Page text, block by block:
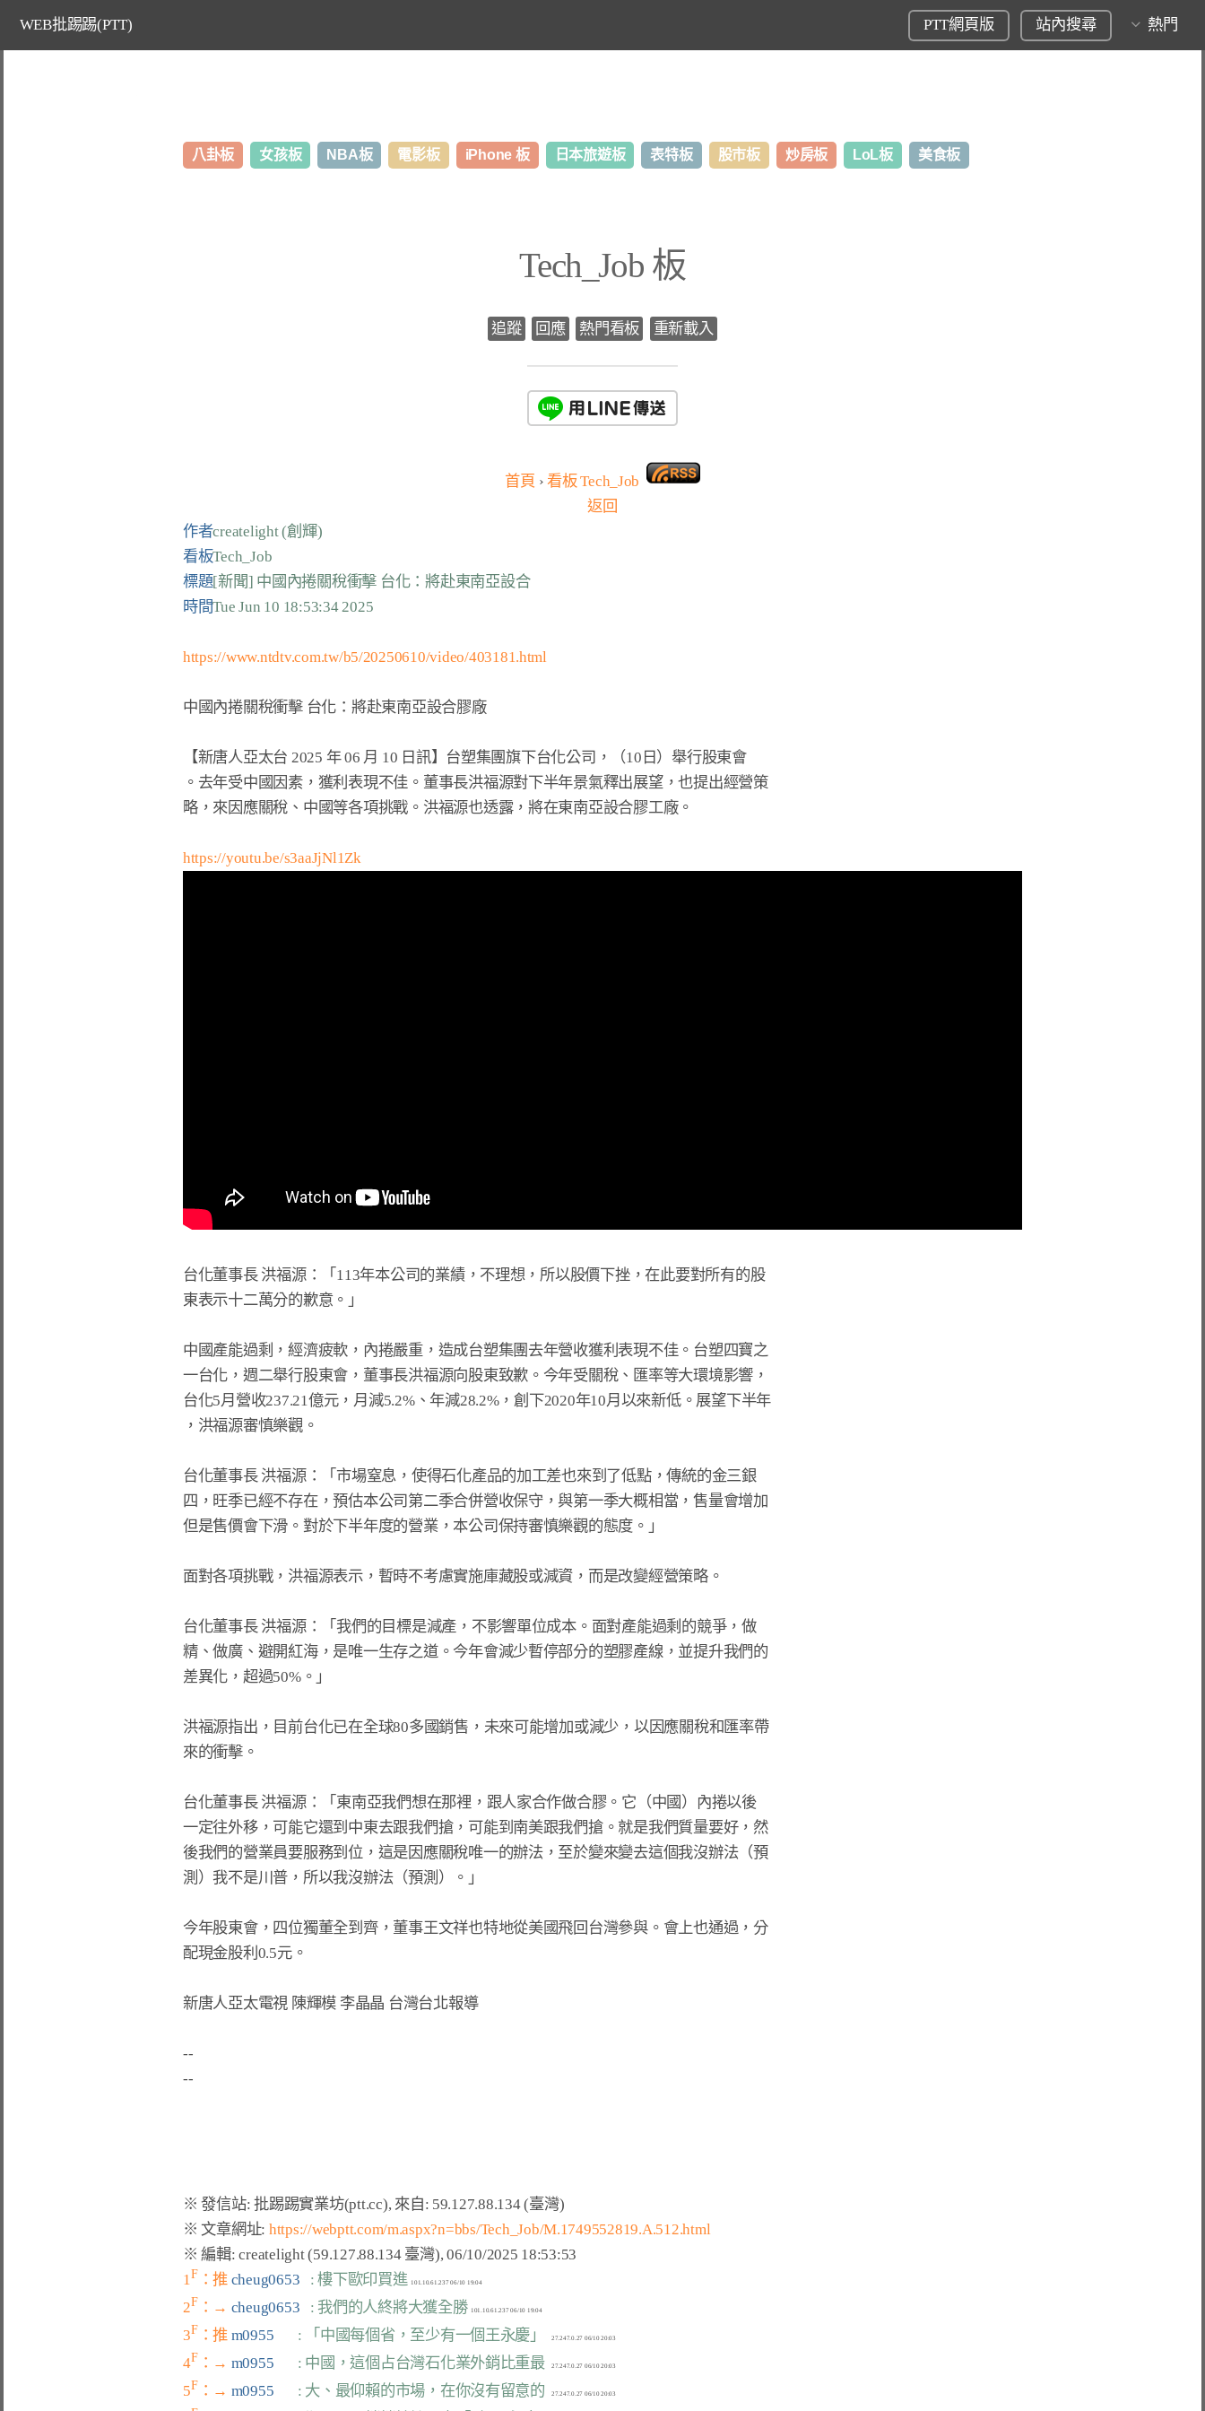
WEB批踢踢(PTT) PTT網頁版 站內搜尋 熱門
八卦板 女孩板 NBA板 電影板 iPhone 板 日本旅遊板 表特板 股市板 炒房板 LoL板 美食板
Tech_Job 板
追蹤 回應 熱門看板 重新載入
首頁 › 看板Tech_Job
返回
作者createlight (創輝)
看板Tech_Job
標題[新聞] 中國內捲關稅衝擊 台化：將赴東南亞設合
時間Tue Jun 10 18:53:34 2025
https://www.ntdtv.com.tw/b5/20250610/video/403181.html
中國內捲關稅衝擊 台化：將赴東南亞設合膠廠
【新唐人亞太台 2025 年 06 月 10 日訊】台塑集團旗下台化公司，（10日）舉行股東會
。去年受中國因素，獲利表現不佳。董事長洪福源對下半年景氣釋出展望，也提出經營策
略，來因應關稅、中國等各項挑戰。洪福源也透露，將在東南亞設合膠工廠。
https://youtu.be/s3aaJjNl1Zk
台化董事長 洪福源：「113年本公司的業績，不理想，所以股價下挫，在此要對所有的股
東表示十二萬分的歉意。」
中國產能過剩，經濟疲軟，內捲嚴重，造成台塑集團去年營收獲利表現不佳。台塑四寶之
一台化，週二舉行股東會，董事長洪福源向股東致歉。今年受關稅、匯率等大環境影響，
台化5月營收237.21億元，月減5.2%、年減28.2%，創下2020年10月以來新低。展望下半年
，洪福源審慎樂觀。
台化董事長 洪福源：「市場窒息，使得石化產品的加工差也來到了低點，傳統的金三銀
四，旺季已經不存在，預估本公司第二季合併營收保守，與第一季大概相當，售量會增加
但是售價會下滑。對於下半年度的營業，本公司保持審慎樂觀的態度。」
面對各項挑戰，洪福源表示，暫時不考慮實施庫藏股或減資，而是改變經營策略。
台化董事長 洪福源：「我們的目標是減產，不影響單位成本。面對產能過剩的競爭，做
精、做廣、避開紅海，是唯一生存之道。今年會減少暫停部分的塑膠產線，並提升我們的
差異化，超過50%。」
洪福源指出，目前台化已在全球80多國銷售，未來可能增加或減少，以因應關稅和匯率帶
來的衝擊。
台化董事長 洪福源：「東南亞我們想在那裡，跟人家合作做合膠。它（中國）內捲以後
一定往外移，可能它還到中東去跟我們搶，可能到南美跟我們搶。就是我們質量要好，然
後我們的營業員要服務到位，這是因應關稅唯一的辦法，至於變來變去這個我沒辦法（預
測）我不是川普，所以我沒辦法（預測）。」
今年股東會，四位獨董全到齊，董事王文祥也特地從美國飛回台灣參與。會上也通過，分
配現金股利0.5元。
新唐人亞太電視 陳輝模 李晶晶 台灣台北報導
--
※ 文章網址: https://webptt.com/m.aspx?n=bbs/Tech_Job/M.1749552819.A.512.html
1 F ：推 cheug0653 : 樓下歐印買進
  101.10.61.237 06/10 19:04
2F ：→ cheug0653 : 我們的人終將大獲全勝
  101.10.61.237 06/10 19:04
3F ：推 m0955 : 「中國每個省，至少有一個王永慶」
    27.247.0.27 06/10 20:03
4F ：→ m0955 : 中國，這個占台灣石化業外銷比重最
    27.247.0.27 06/10 20:03
5F ：→ m0955 : 大、最仰賴的市場，在你沒有留意的
    27.247.0.27 06/10 20:03